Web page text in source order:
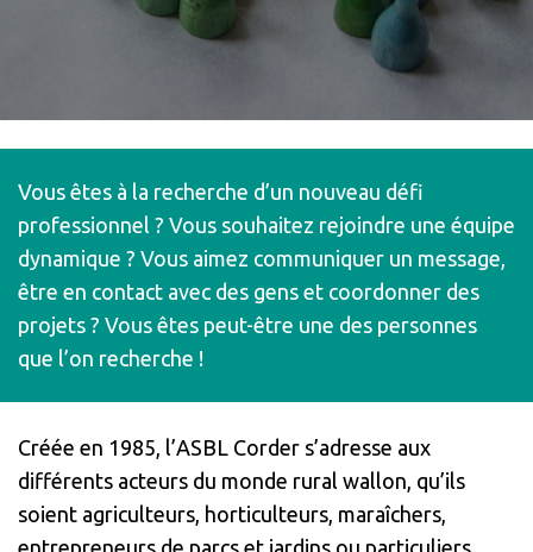
Vous êtes à la recherche d’un nouveau défi
professionnel ? Vous souhaitez rejoindre une équipe
dynamique ? Vous aimez communiquer un message,
être en contact avec des gens et coordonner des
projets ? Vous êtes peut-être une des personnes
que l’on recherche !
Créée en 1985, l’ASBL Corder s’adresse aux
différents acteurs du monde rural wallon, qu’ils
soient agriculteurs, horticulteurs, maraîchers,
entrepreneurs de parcs et jardins ou particuliers.